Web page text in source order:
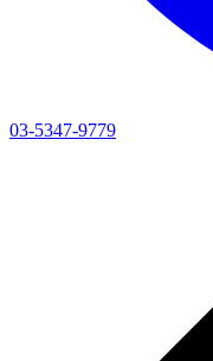
03-5347-9779